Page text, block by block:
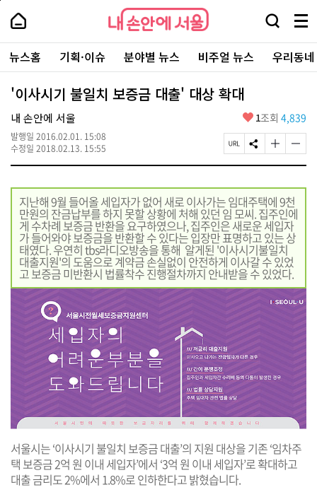
본
로
가
내
손
안
에
서
울
-
서
울
시
대
표
소
포
털
내
손
에
울
검
창
열
기
메
뉴
전
체
보
주
요
서
뉴스홈 기획·이슈 분야별 뉴스 비주얼 뉴스 우리동
'이사시기 불일치 보증금 대출' 대상 확대
내 손안에 서울
발행일 2016.02.01. 15:08
수정일 2018.02.13. 15:55
좋
요
1조회 4,839
페
이
U
R
L
복
사
S
N
공
유
하
기
글
자
기
크
게
변
경
하
기
글
자
기
게
변
경
지난해 9월 들어올 세입자가 없어 새로 이사가는 임대주택에 9천
만원의 잔금납부를 하지 못할 상황에 처해 있던 임 모씨. 집주인에
게 수차례 보증금 반환을 요구하였으나, 집주인은 새로운 세입자
가 들어와야 보증금을 반환할 수 있다는 입장만 표명하고 있는 상
태였다. 우연히 tbs라디오방송을 통해 알게된 '이사시기불일치
대출지원'의 도움으로 계약금 손실없이 안전하게 이사갈 수 있었
고 보증금 미반환시 법률착수 진행절차까지 안내받을 수 있었다.
서울시는 ‘이사시기 불일치 보증금 대출’의 지원 대상을 기존 ‘임차주
택 보증금 2억 원 이내 세입자’에서 ‘3억 원 이내 세입자’로 확대하고
대출 금리도 2%에서 1.8%로 인하한다고 밝혔습니다.
페
상
단
로